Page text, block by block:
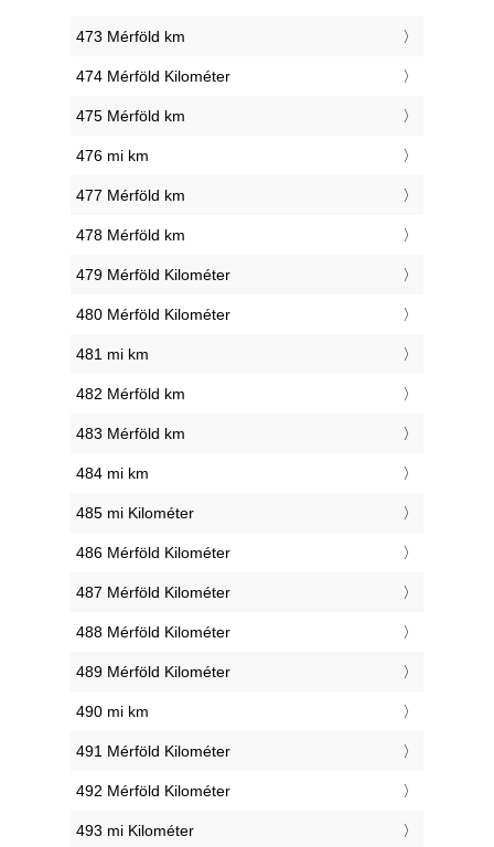
473 Mérföld km
474 Mérföld Kilométer
475 Mérföld km
476 mi km
477 Mérföld km
478 Mérföld km
479 Mérföld Kilométer
480 Mérföld Kilométer
481 mi km
482 Mérföld km
483 Mérföld km
484 mi km
485 mi Kilométer
486 Mérföld Kilométer
487 Mérföld Kilométer
488 Mérföld Kilométer
489 Mérföld Kilométer
490 mi km
491 Mérföld Kilométer
492 Mérföld Kilométer
493 mi Kilométer